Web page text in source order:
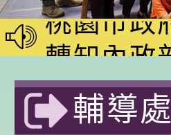
動—儒門
桃園市政
家8月課
電影營」
「愛『原
轉知內政
員會函釋
赴陸應申
中興國民
期第1次
本校「
輔導